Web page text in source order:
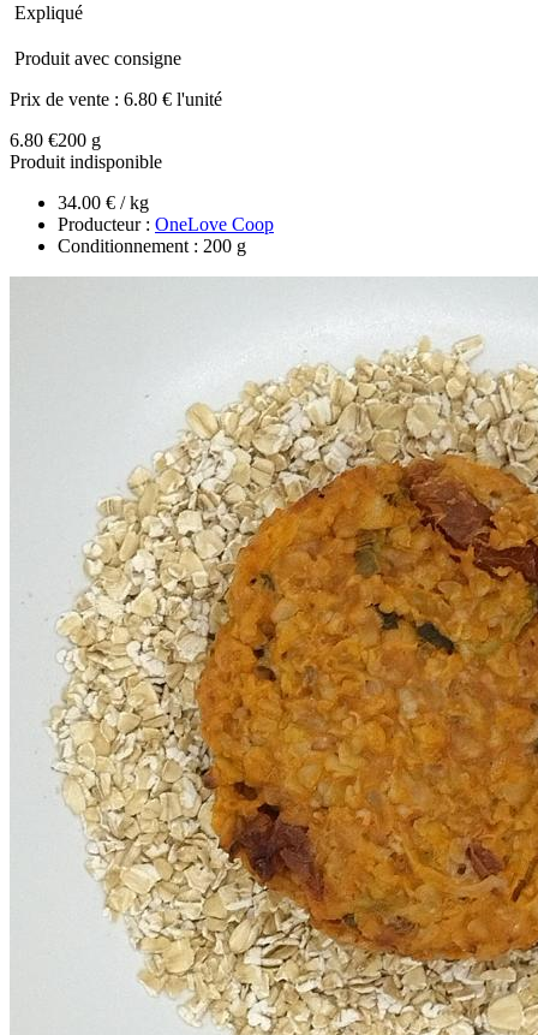
Expliqué
Produit avec consigne
Prix de vente : 6.80 € l'unité
6.80 €200 g
Produit indisponible
34.00 € / kg
Producteur : OneLove Coop
Conditionnement : 200 g